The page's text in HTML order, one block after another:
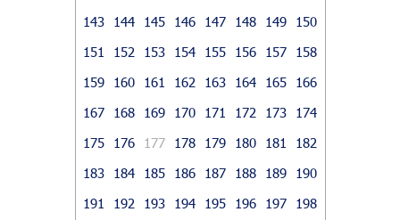
143
144 145 146 147 148 149
150
151
152 153 154 155 156 157
158
159
160 161 162 163 164 165
166
167
168 169 170 171 172 173
174
175
176 177 178 179 180 181
182
183
184 185 186 187 188 189
190
191
192 193 194 195 196 197
198